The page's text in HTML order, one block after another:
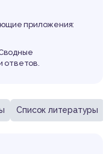
Список литературы
приложения:
ответов.